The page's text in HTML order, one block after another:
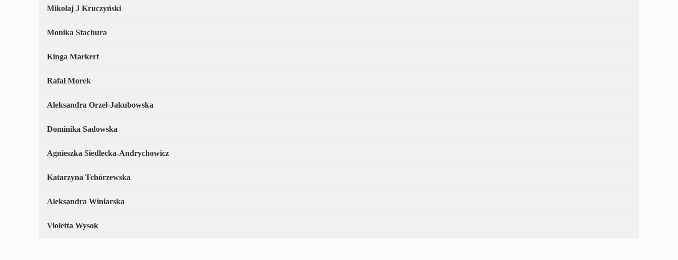
Mikołaj J Kruczyński
Monika Stachura
Kinga Markert
Rafał Morek
Aleksandra Orzeł-Jakubowska
Dominika Sadowska
Agnieszka Siedlecka-Andrychowicz
Katarzyna Tchórzewska
Aleksandra Winiarska
Violetta Wysok